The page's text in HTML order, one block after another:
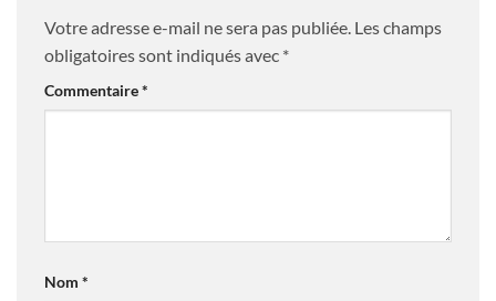
Votre adresse e-mail ne sera pas publiée. Les champs
obligatoires sont indiqués avec *
Commentaire*
Nom *